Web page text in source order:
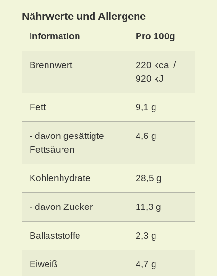
Nährwerte und Allergene
Information Pro 100g
Brennwert
220 kcal /
920 kJ
Fett 9,1 g
- davon gesättigte
Fettsäuren
4,6 g
Kohlenhydrate 28,5 g
- davon Zucker 11,3 g
Ballaststoffe 2,3 g
Eiweiß 4,7 g